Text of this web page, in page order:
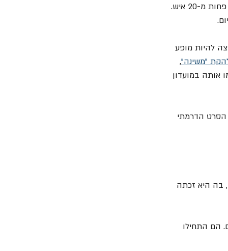
= באותו היום של יציאת האלבום התקיימה הופעה מיוחדת במועדון "הלילה ה-12" שנכחו בה פחות מ-20 איש.
להיות מופע
"משינה",
אותה במועדון
חלק מפסקול הסרט הדרמתי
= הפעם הראשונה שהלהקה זכתה לחשיפה תקשורתית משמעותית ברדיו הייתה בשנת 1999, בה היא זכתה
הם התחילו